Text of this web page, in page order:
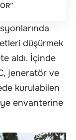
düşürmek
aldı. İçinde
jeneratör ve
kurulabilen
envanterine